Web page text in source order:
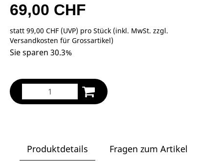
69,00 CHF
statt 99,00 CHF (UVP) pro Stück (inkl. MwSt. zzgl.
Versandkosten für Grossartikel)
Sie sparen 30.3%
Produktdetails
Fragen zum Artikel